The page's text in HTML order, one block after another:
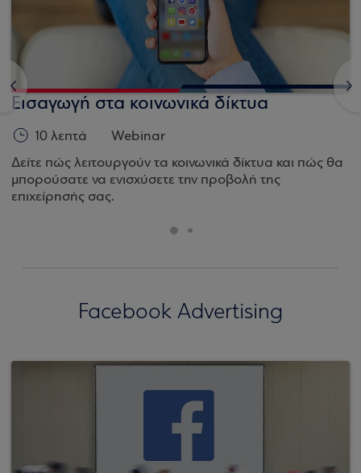
<
Εισαγωγή στα κοινωνικά δίκτυα
10 λεπτά
Webinar
Δείτε πώς λειτουργούν τα κοινωνικά δίκτυα και πώς θα
μπορούσατε να ενισχύσετε την προβολή της
επιχείρησής σας.
>
Facebook Advertising